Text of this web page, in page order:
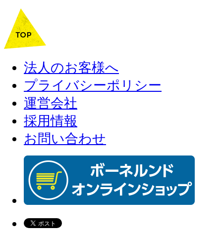
法人のお客様へ
プライバシーポリシー
運営会社
採用情報
お問い合わせ